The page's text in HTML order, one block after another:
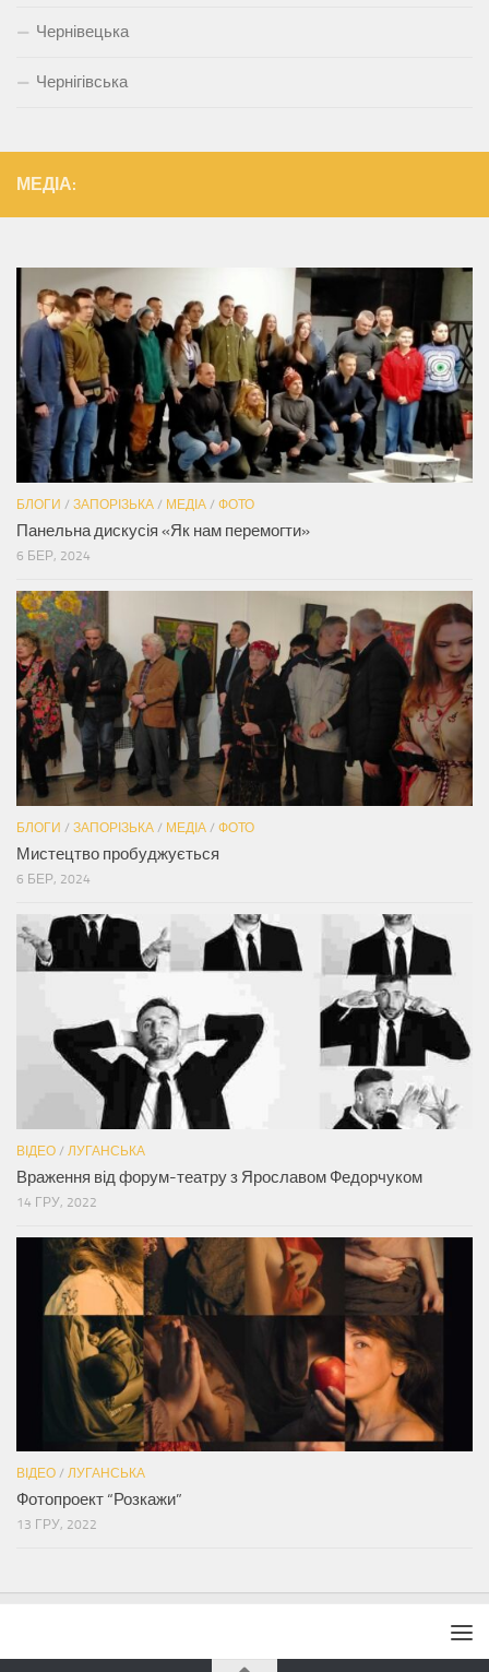
Чернівецька
Чернігівська
МЕДІА:
БЛОГИ / ЗАПОРІЗЬКА / МЕДІА / ФОТО
Панельна дискусія «Як нам перемогти»
6 БЕР, 2024
БЛОГИ / ЗАПОРІЗЬКА / МЕДІА / ФОТО
Мистецтво пробуджується
6 БЕР, 2024
ВІДЕО / ЛУГАНСЬКА
Враження від форум-театру з Ярославом Федорчуком
14 ГРУ, 2022
ВІДЕО / ЛУГАНСЬКА
Фотопроект “Розкажи”
13 ГРУ, 2022